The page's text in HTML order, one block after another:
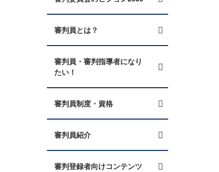
審判員とは？
審判員・審判指導者になり
たい！
審判員制度・資格
審判員紹介
審判登録者向けコンテンツ